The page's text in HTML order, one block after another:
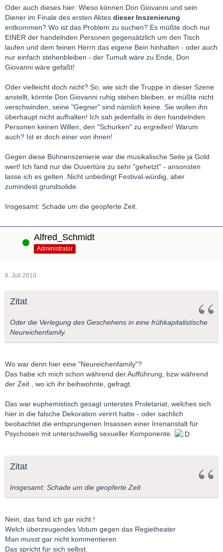
Oder auch dieses hier: Wieso können Don Giovanni und sein
Diener im Finale des ersten Aktes dieser Inszenierung
entkommen? Wo ist das Problem zu suchen? Es müßte doch nur
EINER der handelnden Personen gegensätzlich um den Tisch
laufen und dem feinen Herrn das eigene Bein hinhalten - oder auch
nur einfach stehenbleiben - der Tumult wäre zu Ende, Don
Giovanni wäre gefaßt!
Oder vielleicht doch nicht? So, wie sich die Truppe in dieser Szene
anstellt, könnte Don Giovanni ruhig stehen bleiben, er müßte nicht
verschwinden, seine "Gegner" sind nämlich keine. Sie wollen ihn
überhaupt nicht aufhalten! Ich sah jedenfalls in den handelnden
Personen keinen Willen, den "Schurken" zu ergreifen! Warum
auch? Ist er doch einer von ihnen!
Gegen diese Bühnenszenierie war die musikalische Seite ja Gold
wert! Ich fand nur die Ouvertüre zu sehr "gehetzt" - ansonsten
lasse ich es gelten. Nicht unbedingt Festival-würdig, aber
zumindest grundsolide.
Insgesamt: Schade um die geopferte Zeit.
Online Alfred_Schmidt
Administrator
6. Juli 2010
Zitat
Oder die Verlegung des Geschehens in eine frühkapitalistische
Neureichenfamily.
Wo war denn hier eine "Neureichenfamily"?
Das habe ich mich schon während der Aufführung, bzw während
der Zeit , wo ich ihr beihwohnte, gefragt.
Das war euphemistisch gesagt unterstes Proletariat, welches sich
hier in die falsche Dekoration verirrt hatte - oder sachlich
beobachtet die entsprungenen Insassen einer Irrenanstalt für
Psychosen mit unterschwellig sexueller Komponente.
Zitat
Insgesamt: Schade um die geopferte Zeit.
Nein, das fand ich gar nicht !
Welch überzeugendes Votum gegen das Regietheater
Man musst gar nicht kommentieren
Das spricht für sich selbst.